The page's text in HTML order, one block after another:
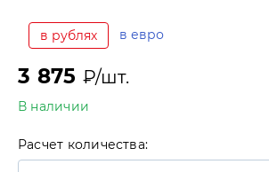
в рублях в евро
3 875 ₽/шт.
В наличии
Расчет количества: